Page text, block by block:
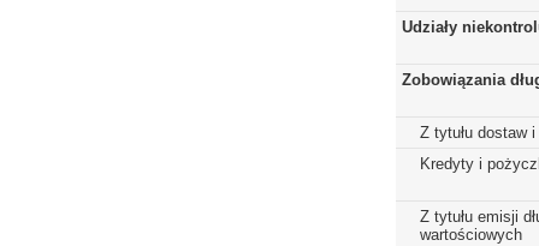
Udziały
Zobowiązania
Z tytułu dostaw i
Kredyty i
Z tytułu emisji
wartościowych